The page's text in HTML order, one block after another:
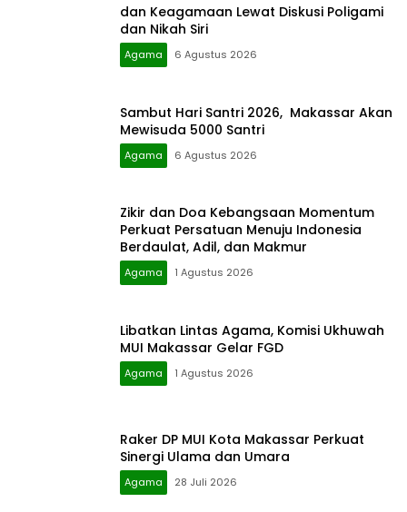
dan Keagamaan Lewat Diskusi Poligami
dan Nikah Siri
Agama 6 Agustus 2026
Sambut Hari Santri 2026, Makassar Akan
Mewisuda 5000 Santri
Agama 6 Agustus 2026
Zikir dan Doa Kebangsaan Momentum
Perkuat Persatuan Menuju Indonesia
Berdaulat, Adil, dan Makmur
Agama 1 Agustus 2026
Libatkan Lintas Agama, Komisi Ukhuwah
MUI Makassar Gelar FGD
Agama 1 Agustus 2026
Raker DP MUI Kota Makassar Perkuat
Sinergi Ulama dan Umara
Agama 28 Juli 2026